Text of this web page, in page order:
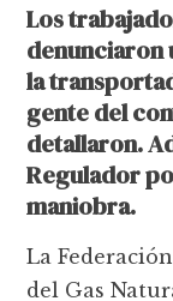
Los
denunciaron
la
gente del
detallaron.
Regulador
maniobra.
La
del Gas